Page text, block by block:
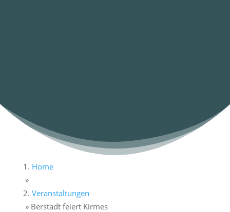
Home
»
Veranstaltungen
» Berstadt feiert Kirmes